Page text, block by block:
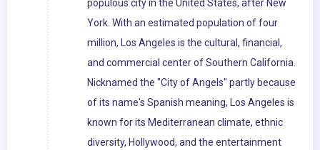
populous city in the United States, after New
York. With an estimated population of four
million, Los Angeles is the cultural, financial,
and commercial center of Southern California.
Nicknamed the "City of Angels" partly because
of its name's Spanish meaning, Los Angeles is
known for its Mediterranean climate, ethnic
diversity, Hollywood, and the entertainment